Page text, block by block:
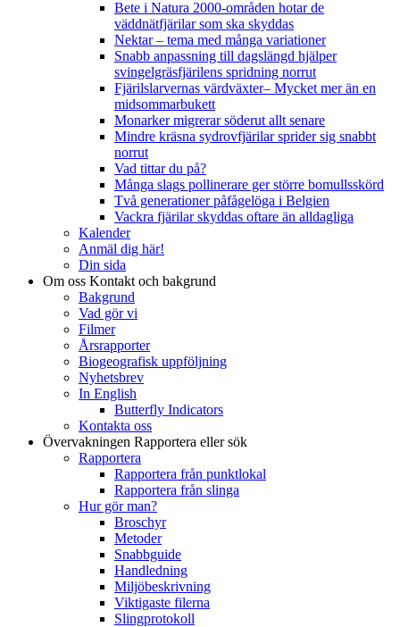
Bete i Natura 2000-områden hotar de
väddnätfjärilar som ska skyddas
Nektar – tema med många variationer
Snabb anpassning till dagslängd hjälper
svingelgräsfjärilens spridning norrut
Fjärilslarvernas värdväxter– Mycket mer än en
midsommarbukett
Monarker migrerar söderut allt senare
Mindre kräsna sydrovfjärilar sprider sig snabbt
norrut
Vad tittar du på?
Många slags pollinerare ger större bomullsskörd
Två generationer påfågelöga i Belgien
Vackra fjärilar skyddas oftare än alldagliga
Kalender
Anmäl dig här!
Din sida
Om oss Kontakt och bakgrund
Bakgrund
Vad gör vi
Filmer
Årsrapporter
Biogeografisk uppföljning
Nyhetsbrev
In English
Butterfly Indicators
Kontakta oss
Övervakningen Rapportera eller sök
Rapportera
Rapportera från punktlokal
Rapportera från slinga
Hur gör man?
Broschyr
Metoder
Snabbguide
Handledning
Miljöbeskrivning
Viktigaste filerna
Slingprotokoll